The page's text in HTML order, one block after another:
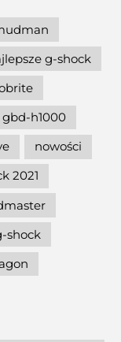
g-shock
h1000
nowości
2021
shock